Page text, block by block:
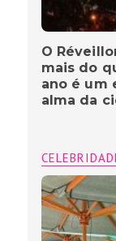
O
mais do
ano é um
alma da